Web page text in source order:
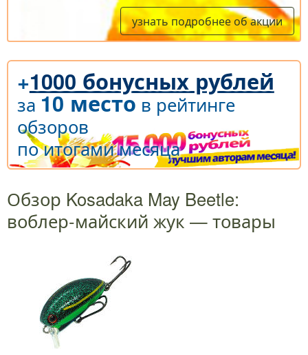
узнать подробнее об акции
+1000 бонусных рублей
за 10 место в рейтинге
обзоров
по итогами месяца
Обзор Kosadaka May Beetle:
воблер-майский жук — товары